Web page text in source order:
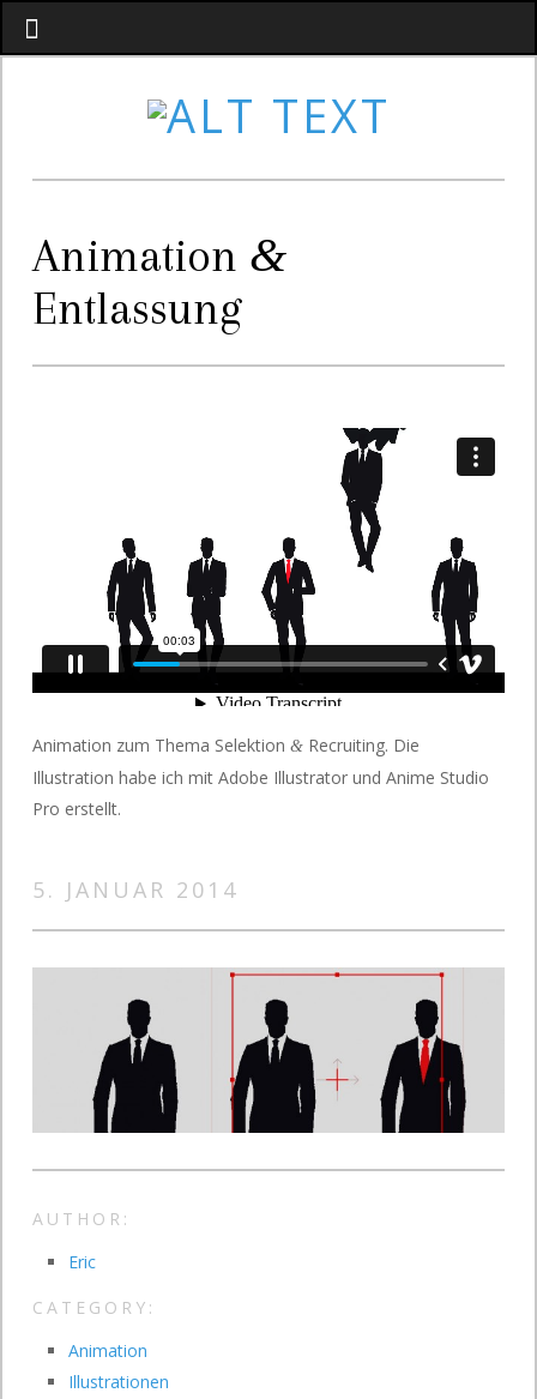
Animation &
Entlassung
Animation zum Thema Selektion & Recruiting. Die
Illustration habe ich mit Adobe Illustrator und Anime Studio
Pro erstellt.
5. JANUAR 2014
AUTHOR:
Eric
CATEGORY:
Animation
Illustrationen